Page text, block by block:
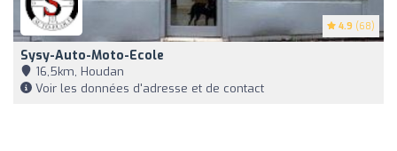
4.9 (68)
Sysy-Auto-Moto-Ecole
16,5km, Houdan
Voir les données d'adresse et de contact